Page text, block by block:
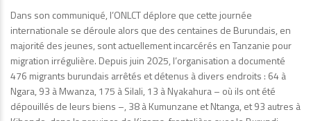
Dans son communiqué, l’ONLCT déplore que cette journée
internationale se déroule alors que des centaines de Burundais, en
majorité des jeunes, sont actuellement incarcérés en Tanzanie pour
migration irrégulière. Depuis juin 2025, l’organisation a documenté
476 migrants burundais arrêtés et détenus à divers endroits : 64 à
Ngara, 93 à Mwanza, 175 à Silali, 13 à Nyakahura – où ils ont été
dépouillés de leurs biens –, 38 à Kumunzane et Ntanga, et 93 autres à